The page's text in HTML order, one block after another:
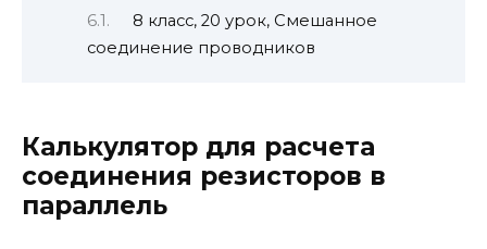
8 класс, 20 урок, Смешанное
соединение проводников
Калькулятор для расчета
соединения резисторов в
параллель